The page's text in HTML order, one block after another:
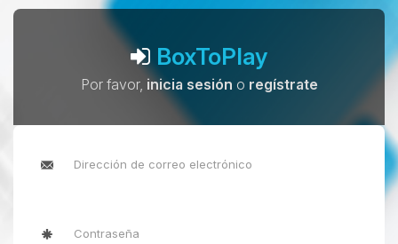
BoxToPlay
Por favor, inicia sesión o regístrate